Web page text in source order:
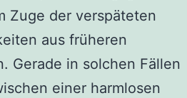
Zuge der verspäteten
aus früheren
Gerade in solchen Fällen
einer harmlosen